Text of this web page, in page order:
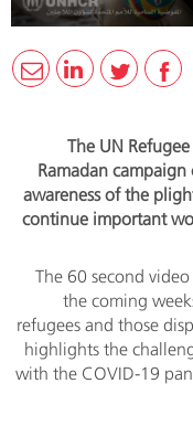
The UN
Ramadan
awareness of the
continue important
The 60 second
the coming
refugees and those
highlights the
with the COVID-19